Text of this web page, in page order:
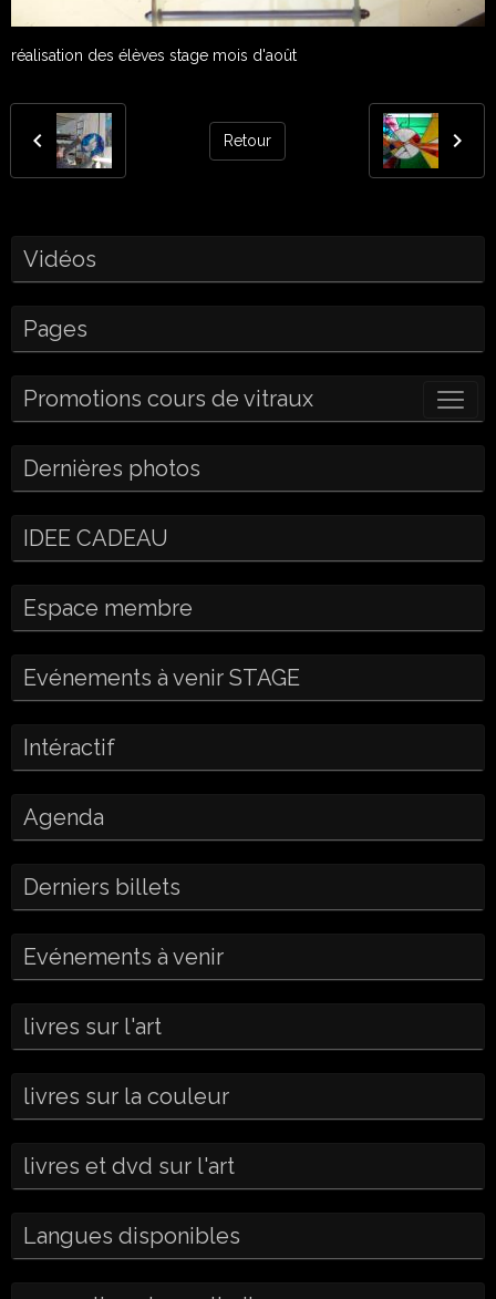
réalisation des élèves stage mois d'août
Retour
Vidéos
Pages
Promotions cours de vitraux
Dernières photos
IDEE CADEAU
Espace membre
Evénements à venir STAGE
Intéractif
Agenda
Derniers billets
Evénements à venir
livres sur l'art
livres sur la couleur
livres et dvd sur l'art
Langues disponibles